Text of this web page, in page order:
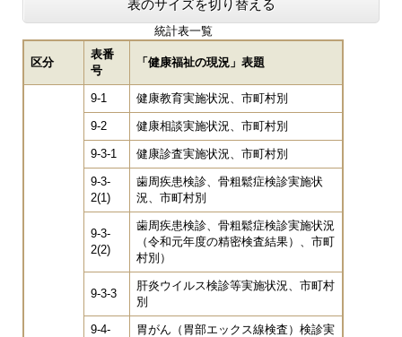
表のサイズを切り替える
統計表一覧
区分
表番
号
「健康福祉の現況」表題
9-1 健康教育実施状況、市町村別
9-2 健康相談実施状況、市町村別
9-3-1 健康診査実施状況、市町村別
9-3-
2(1)
歯周疾患検診、骨粗鬆症検診実施状
況、市町村別
9-3-
2(2)
歯周疾患検診、骨粗鬆症検診実施状況
（令和元年度の精密検査結果）、市町
村別）
9-3-3
肝炎ウイルス検診等実施状況、市町村
別
9-4-
胃がん（胃部エックス線検査）検診実